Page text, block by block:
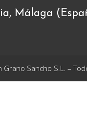
Málaga
Sancho S.L. –